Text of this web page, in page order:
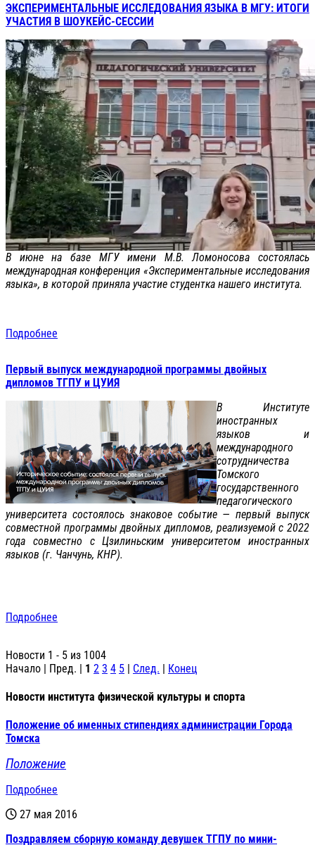
ЭКСПЕРИМЕНТАЛЬНЫЕ ИССЛЕДОВАНИЯ ЯЗЫКА В МГУ: ИТОГИ
УЧАСТИЯ В ШОУКЕЙС-СЕССИИ
В июне на базе МГУ имени М.В. Ломоносова состоялась
международная конференция «Экспериментальные исследования
языка», в которой приняла участие студентка нашего института.
Подробнее
Первый выпуск международной программы двойных
дипломов ТГПУ и ЦУИЯ
В Институте
иностранных
языков и
международного
сотрудничества
Томского
государственного
педагогического
университета состоялось знаковое событие — первый выпуск
совместной программы двойных дипломов, реализуемой с 2022
года совместно с Цзилиньским университетом иностранных
языков (г. Чанчунь, КНР).
Подробнее
Новости 1 - 5 из 1004
Начало | Пред. | 1 2 3 4 5 | След. | Конец
Новости института физической культуры и спорта
Положение об именных стипендиях администрации Города
Томска
Положение
Подробнее
27 мая 2016
Поздравляем сборную команду девушек ТГПУ по мини-